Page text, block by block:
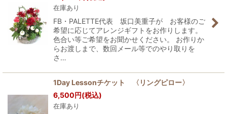
在庫あり
FB・PALETTE代表 坂口美重子が お客様のご
希望に応じてアレンジギフトをお作りします。
色合い等ご希望をお聞かせください。 お作りか
らお渡しまで、数回メール等でのやり取りを
さ…
1Day Lessonチケット 〈リングピロー〉
6,500円(税込)
在庫あり